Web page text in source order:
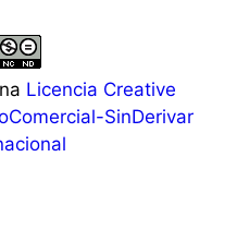
Licencia Creative
SinDerivar